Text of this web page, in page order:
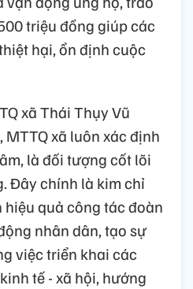
triệu đồng giúp các
hại, ổn định cuộc
xã Thái Thụy Vũ
MTTQ xã luôn xác định
là đối tượng cốt lõi
Đây chính là kim chỉ
hiệu quả công tác đoàn
nhân dân, tạo sự
việc triển khai các
tế - xã hội, hướng